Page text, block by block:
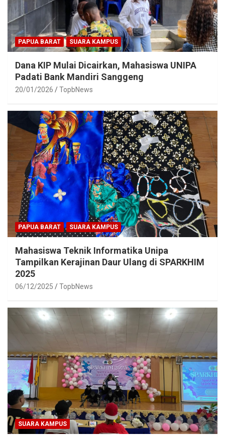
PAPUA BARAT SUARA KAMPUS
Dana KIP Mulai Dicairkan, Mahasiswa UNIPA
Padati Bank Mandiri Sanggeng
20/01/2026 TopbNews
PAPUA BARAT SUARA KAMPUS
Mahasiswa Teknik Informatika Unipa
Tampilkan Kerajinan Daur Ulang di SPARKHIM
2025
06/12/2025 TopbNews
SUARA KAMPUS